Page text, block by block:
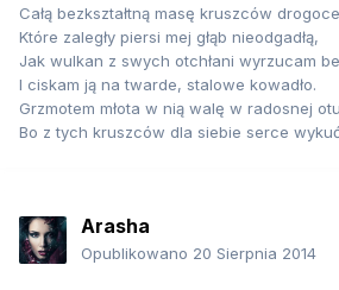
Całą bezkształtną masę kruszców
Które zaległy piersi mej głąb nieodgadłą,
Jak wulkan z swych otchłani wyrzucam
I ciskam ją na twarde, stalowe kowadło.
Grzmotem młota w nią walę w radosnej
Bo z tych kruszców dla siebie serce
Arasha
Opublikowano 20 Sierpnia 2014